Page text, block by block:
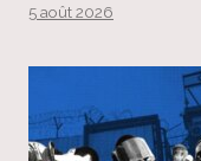
5 août 2026